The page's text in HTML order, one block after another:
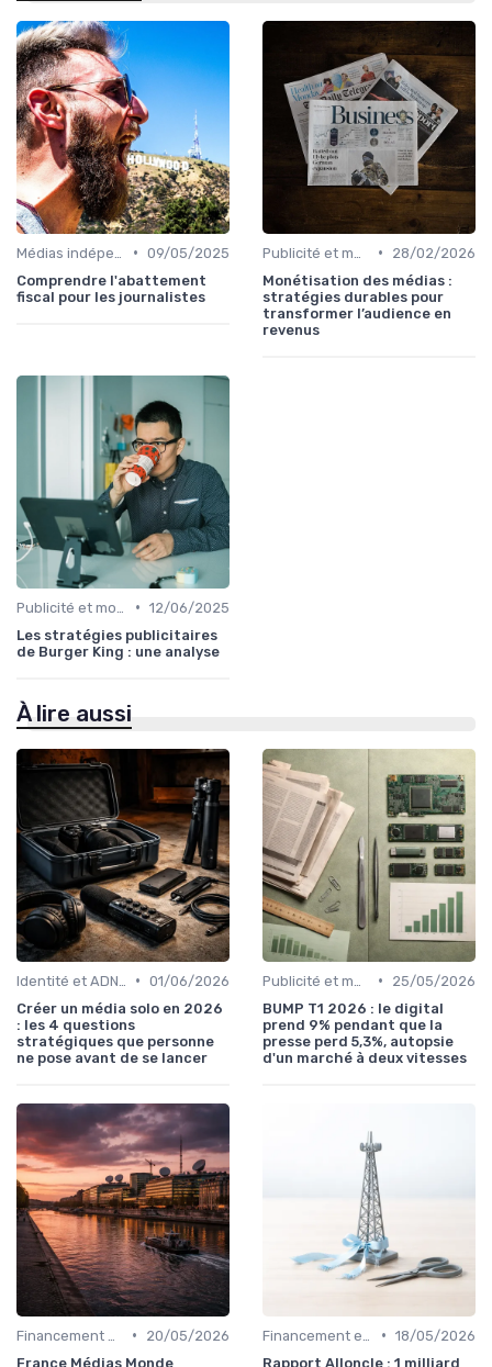
• 09/05/2025
Comprendre l'abattement
fiscal pour les journalistes
•
28/02/2026
Monétisation des médias :
stratégies durables pour
transformer l’audience en
revenus
• 12/06/2025
Les stratégies publicitaires
de Burger King : une analyse
À lire aussi
• 01/06/2026
Créer un média solo en 2026
: les 4 questions
stratégiques que personne
ne pose avant de se lancer
•
25/05/2026
BUMP T1 2026 : le digital
prend 9% pendant que la
presse perd 5,3%, autopsie
d'un marché à deux vitesses
•
20/05/2026
France Médias Monde
• 18/05/2026
Rapport Alloncle : 1 milliard